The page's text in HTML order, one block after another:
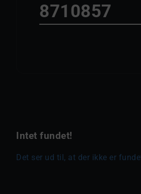
8710857
Intet fundet!
Det ser ud til, at der ikke er